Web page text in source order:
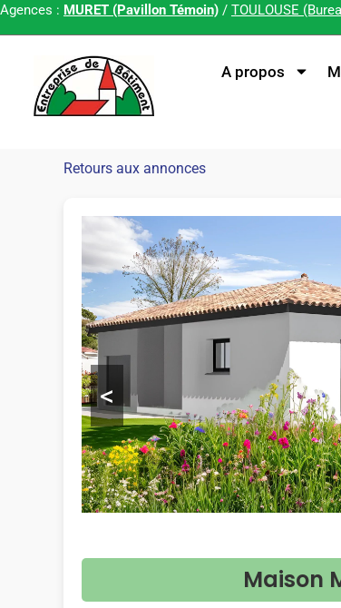
Agences : MURET (Pavillon Témoin) / TOULOUSE
A propos
Retours aux annonces
<
Maison